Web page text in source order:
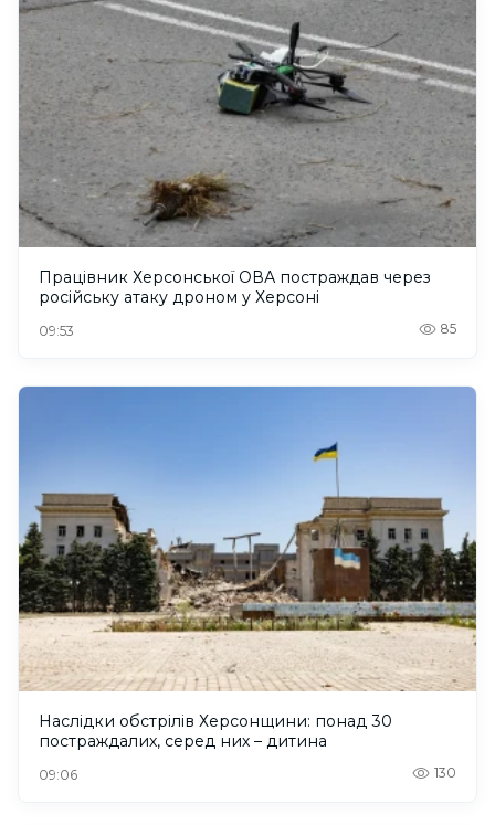
Працівник Херсонської ОВА постраждав через
російську атаку дроном у Херсоні
09:53 85
Наслідки обстрілів Херсонщини: понад 30
постраждалих, серед них – дитина
09:06 130